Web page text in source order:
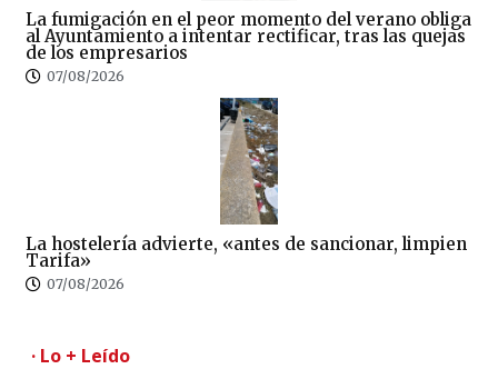
La fumigación en el peor momento del verano obliga
al Ayuntamiento a intentar rectificar, tras las quejas
de los empresarios
07/08/2026
La hostelería advierte, «antes de sancionar, limpien
Tarifa»
07/08/2026
· Lo + Leído